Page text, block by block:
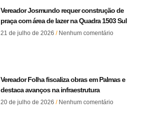
Vereador Josmundo requer construção de
praça com área de lazer na Quadra 1503 Sul
21 de julho de 2026 Nenhum comentário
Vereador Folha fiscaliza obras em Palmas e
destaca avanços na infraestrutura
20 de julho de 2026 Nenhum comentário